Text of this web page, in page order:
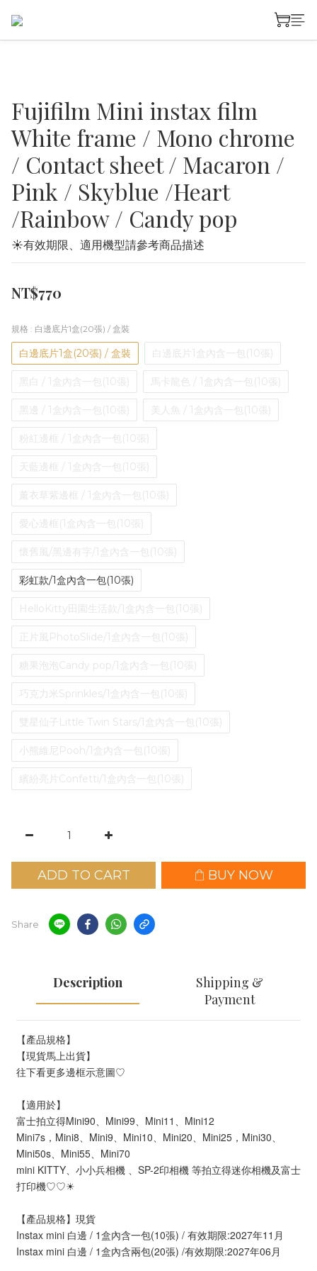
Fujifilm Mini instax film
White frame / Mono chrome
/ Contact sheet / Macaron /
Pink / Skyblue /Heart
/Rainbow / Candy pop
☀有效期限、適用機型請參考商品描述
NT$770
規格 : 白邊底片1盒(20張) / 盒裝
白邊底片1盒(20張) / 盒裝 白邊底片1盒內含一包(10張)
黑白 / 1盒內含一包(10張) 馬卡龍色 / 1盒內含一包(10張)
黑邊 / 1盒內含一包(10張) 美人魚 / 1盒內含一包(10張)
粉紅邊框 / 1盒內含一包(10張)
天藍邊框 / 1盒內含一包(10張)
薰衣草紫邊框 / 1盒內含一包(10張)
愛心邊框(1盒內含一包(10張)
懷舊風/黑邊有字/1盒內含一包(10張)
彩虹款/1盒內含一包(10張)
HelloKitty田園生活款/1盒內含一包(10張)
正片風PhotoSlide/1盒內含一包(10張)
糖果泡泡Candy pop/1盒內含一包(10張)
巧克力米Sprinkles/1盒內含一包(10張)
雙星仙子Little Twin Stars/1盒內含一包(10張)
小熊維尼Pooh/1盒內含一包(10張)
繽紛亮片Confetti/1盒內含一包(10張)
ADD TO CART BUY NOW
Share
Description
Shipping &
Payment
【產品規格】
【現貨馬上出貨】
往下看更多邊框示意圖♡
【適用於】
富士拍立得Mini90、Mini99、Mini11、Mini12
Mini7s，Mini8、Mini9、Mini10、Mini20、Mini25，Mini30、
Mini50s、Mini55、Mini70
mini KITTY、小小兵相機 、SP-2印相機 等拍立得迷你相機及富士
打印機♡♡☀
【產品規格】現貨
Instax mini 白邊 / 1盒內含一包(10張) / 有效期限:2027年11月
Instax mini 白邊 / 1盒內含兩包(20張) /有效期限:2027年06月